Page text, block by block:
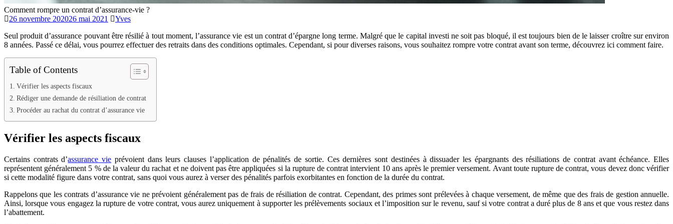
Comment rompre un contrat d’assurance-vie ?
26 novembre 202026 mai 2021
Yves
Seul produit d’assurance pouvant être résilié à tout moment, l’assurance vie est un contrat d’épargne long terme. Malgré que le capital investi ne soit pas bloqué, il est toujours bien de le laisser croître sur environ
8 années. Passé ce délai, vous pourrez effectuer des retraits dans des conditions optimales. Cependant, si pour diverses raisons, vous souhaitez rompre votre contrat avant son terme, découvrez ici comment faire.
Table of Contents
Vérifier les aspects fiscaux
Rédiger une demande de résiliation de contrat
Procéder au rachat du contrat d’assurance vie
Vérifier les aspects fiscaux
Certains contrats d’assurance vie prévoient dans leurs clauses l’application de pénalités de sortie. Ces dernières sont destinées à dissuader les épargnants des résiliations de contrat avant échéance. Elles
représentent généralement 5 % de la valeur du rachat et ne doivent pas être appliquées si la rupture de contrat intervient 10 ans après le premier versement. Avant toute rupture de contrat, vous devez donc vérifier
si cette modalité figure dans votre contrat, sans quoi vous aurez à verser des pénalités parfois exorbitantes en fonction de la durée du contrat.
Rappelons que les contrats d’assurance vie ne prévoient généralement pas de frais de résiliation de contrat. Cependant, des primes sont prélevées à chaque versement, de même que des frais de gestion annuelle.
Ainsi, lorsque vous engagez la rupture de votre contrat, vous aurez uniquement à supporter les prélèvements sociaux et l’imposition sur le revenu, sauf si votre contrat a duré plus de 8 ans et que vous restez dans
l’abattement.